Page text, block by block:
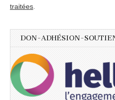
traitées
DON-ADHÉSION-